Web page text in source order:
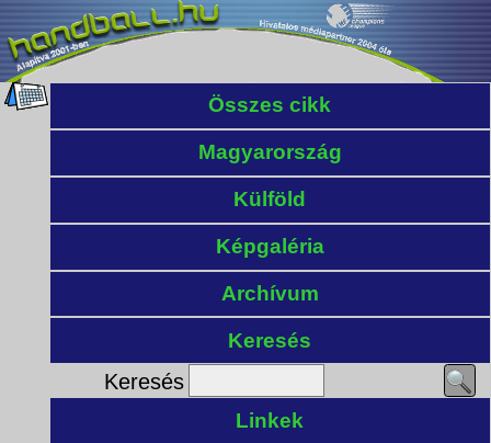
Összes cikk
Magyarország
Külföld
Képgaléria
Archívum
Keresés
Keresés
Linkek